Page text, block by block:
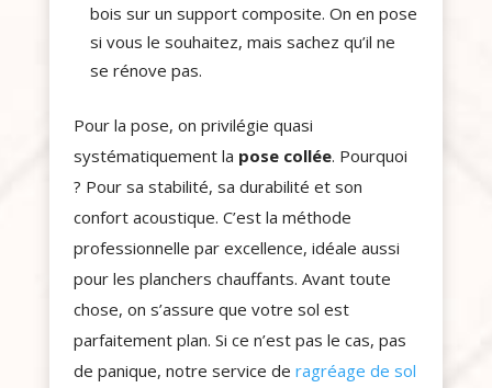
bois sur un support composite. On en pose
si vous le souhaitez, mais sachez qu’il ne
se rénove pas.
Pour la pose, on privilégie quasi
systématiquement la pose collée. Pourquoi
? Pour sa stabilité, sa durabilité et son
confort acoustique. C’est la méthode
professionnelle par excellence, idéale aussi
pour les planchers chauffants. Avant toute
chose, on s’assure que votre sol est
parfaitement plan. Si ce n’est pas le cas, pas
de panique, notre service deragréage de sol